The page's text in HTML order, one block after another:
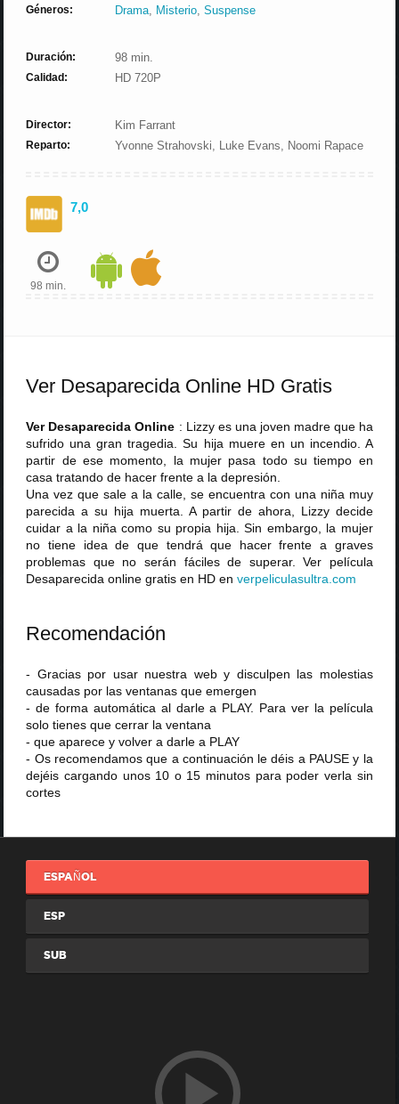
Géneros: Drama, Misterio,Suspense
Duración: 98 min.
Calidad: HD 720P
Director: Kim Farrant
Reparto: Yvonne Strahovski, Luke Evans, Noomi Rapace
7,0
98 min.
Ver Desaparecida Online HD Gratis
Ver Desaparecida Online : Lizzy es una joven madre que ha
sufrido una gran tragedia. Su hija muere en un incendio. A
partir de ese momento, la mujer pasa todo su tiempo en
casa tratando de hacer frente a la depresión.
Una vez que sale a la calle, se encuentra con una niña muy
parecida a su hija muerta. A partir de ahora, Lizzy decide
cuidar a la niña como su propia hija. Sin embargo, la mujer
no tiene idea de que tendrá que hacer frente a graves
problemas que no serán fáciles de superar. Ver película
Desaparecida online gratis en HD enverpeliculasultra .com
Recomendación
- Gracias por usar nuestra web y disculpen las molestias
causadas por las ventanas que emergen
- de forma automática al darle a PLAY. Para ver la película
solo tienes que cerrar la ventana
- que aparece y volver a darle a PLAY
- Os recomendamos que a continuación le déis a PAUSE y la
dejéis cargando unos 10 o 15 minutos para poder verla sin
cortes
ESPAÑOL
ESP
SUB